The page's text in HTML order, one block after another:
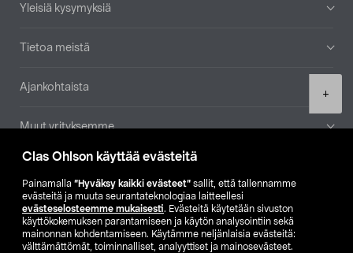
Clas Ohlson käyttää evästeitä
Painamalla ”Hyväksy kaikki evästeet” sallit, että tallennamme
evästeitä ja muuta seurantateknologiaa laitteellesi
evästeselosteemme mukaisesti. Evästeitä käytetään sivuston
käyttökokemuksen parantamiseen ja käytön analysointiin sekä
mainonnan kohdentamiseen. Käytämme neljänlaisia evästeitä:
välttämättömät, toiminnalliset, analyyttiset ja mainosevästeet.
+
Yleisiä kysymyksiä
Tietoa meistä
Ajankohtaista
Muut yrityksemme
Etsi myymälä
SE NO FI
FI SV